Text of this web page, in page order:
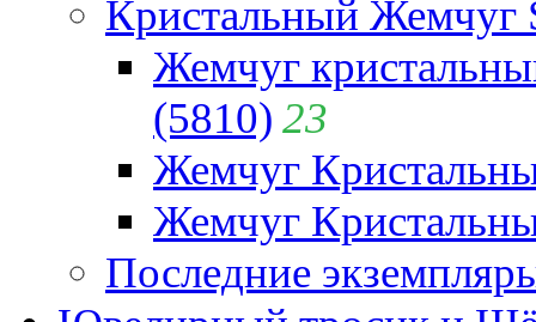
Кристальный Жемчуг
Жемчуг
(5810) 23
Жемчуг
Жемчуг
Последние